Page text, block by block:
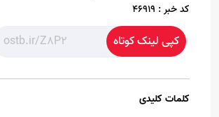
کد خبر : 46919
کپی لینک کوتاه
کلمات کلیدی